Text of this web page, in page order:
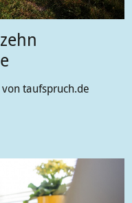
taufspruch.de